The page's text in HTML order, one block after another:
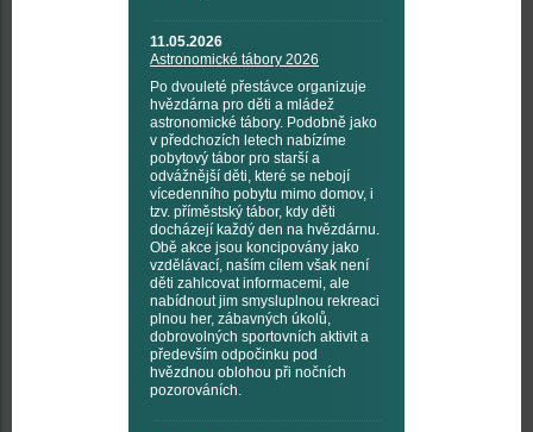
11.05.2026
Astronomické tábory 2026
Po dvouleté přestávce organizuje
hvězdárna pro děti a mládež
astronomické tábory. Podobně jako
v předchozích letech nabízíme
pobytový tábor pro starší a
odvážnější děti, které se nebojí
vícedenního pobytu mimo domov, i
tzv. příměstský tábor, kdy děti
docházejí každý den na hvězdárnu.
Obě akce jsou koncipovány jako
vzdělávací, naším cílem však není
děti zahlcovat informacemi, ale
nabídnout jim smysluplnou rekreaci
plnou her, zábavných úkolů,
dobrovolných sportovních aktivit a
především odpočinku pod
hvězdnou oblohou při nočních
pozorováních.